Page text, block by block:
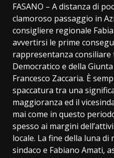
FASANO – A distanza di
clamoroso passaggio in
consigliere regionale
avvertirsi le prime
rappresentanza consiliare
Democratico e della
Francesco Zaccaria. È
spaccatura tra una
maggioranza ed il
mai come in questo
spesso ai margini
locale. La fine della luna di
sindaco e Fabiano Amati,